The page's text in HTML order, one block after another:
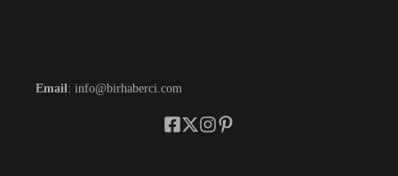
Email : info@birhaberci.com